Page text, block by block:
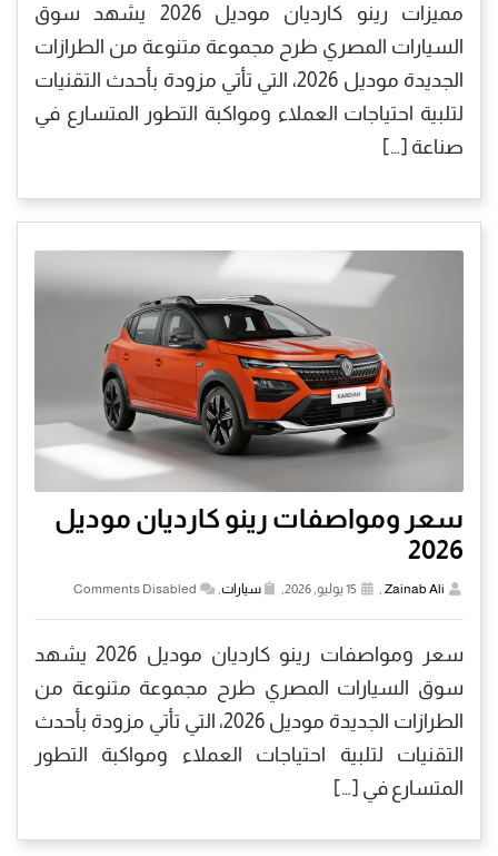
مميزات رينو كارديان موديل 2026 يشهد سوق
السيارات المصري طرح مجموعة متنوعة من الطرازات
الجديدة موديل 2026، التي تأتي مزودة بأحدث التقنيات
لتلبية احتياجات العملاء ومواكبة التطور المتسارع في
صناعة […]
سعر ومواصفات رينو كارديان موديل
2026
Zainab Ali سيارات Comments Disabled
سعر ومواصفات رينو كارديان موديل 2026 يشهد
سوق السيارات المصري طرح مجموعة متنوعة من
الطرازات الجديدة موديل 2026، التي تأتي مزودة بأحدث
التقنيات لتلبية احتياجات العملاء ومواكبة التطور
المتسارع في […]